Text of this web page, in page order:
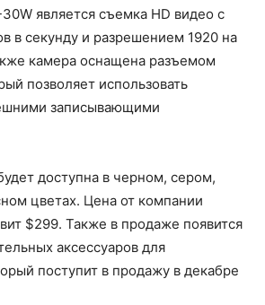
является съемка HD видео с
в секунду и разрешением 1920 на
камера оснащена разъемом
позволяет использовать
записывающими
доступна в черном, сером,
цветах. Цена от компании
$299. Также в продаже появится
аксессуаров для
поступит в продажу в декабре